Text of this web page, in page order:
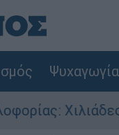
Ψυχαγωγία